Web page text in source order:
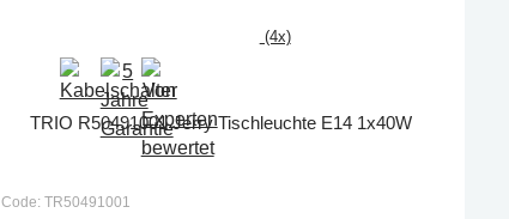
(4x)
TRIO R50491001 Jerry Tischleuchte E14 1x40W
Code: TR50491001